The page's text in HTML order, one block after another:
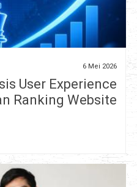
6 Mei 2026
User Experience
Ranking Website